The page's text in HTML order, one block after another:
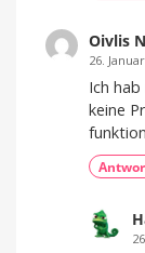
Oivlis
26.
Ich
keine